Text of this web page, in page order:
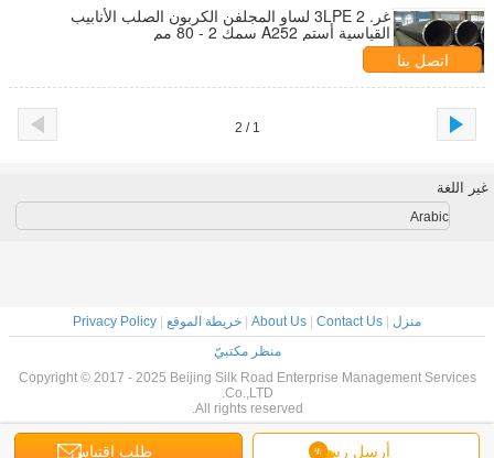
غر. 2 3LPE لساو المجلفن الكربون الصلب الأنابيب
القياسية أستم A252 سمك 2 - 80 مم
اتصل بنا
1 / 2
أرسل رسالة طلب اقتباس
غير اللغة
Arabic
منزل About Us Contact Us خريطة الموقع
Privacy Policy
منظر مكتبيّ
Copyright © 2017 - 2025 Beijing Silk Road Enterprise Management Services
Co.,LTD.
All rights reserved.